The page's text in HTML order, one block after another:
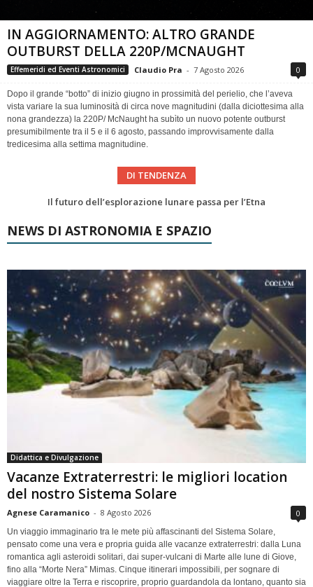
IN AGGIORNAMENTO: ALTRO GRANDE
OUTBURST DELLA 220P/MCNAUGHT
Effemeridi ed Eventi Astronomici Claudio Pra - 7 Agosto 2026 0
Dopo il grande “botto” di inizio giugno in prossimità del perielio, che l’aveva
vista variare la sua luminosità di circa nove magnitudini (dalla diciottesima alla
nona grandezza) la 220P/ McNaught ha subìto un nuovo potente outburst
presumibilmente tra il 5 e il 6 agosto, passando improvvisamente dalla
tredicesima alla settima magnitudine.
DI TENDENZA
NEWS DI ASTRONOMIA E SPAZIO
Didattica e Divulgazione
Vacanze Extraterrestri: le migliori location
del nostro Sistema Solare
Agnese Caramanico - 8 Agosto 2026 0
Un viaggio immaginario tra le mete più affascinanti del Sistema Solare,
pensato come una vera e propria guida alle vacanze extraterrestri: dalla Luna
romantica agli asteroidi solitari, dai super-vulcani di Marte alle lune di Giove,
fino alla “Morte Nera” Mimas. Cinque itinerari impossibili, per sognare di
viaggiare oltre la Terra e riscoprire, proprio guardandola da lontano, quanto sia